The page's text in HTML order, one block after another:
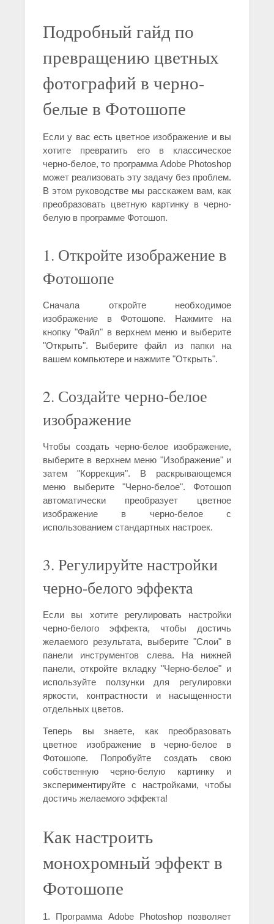
Подробный гайд по
превращению цветных
фотографий в черно-
белые в Фотошопе
Если у вас есть цветное изображение и вы
хотите превратить его в классическое
черно-белое, то программа Adobe Photoshop
может реализовать эту задачу без проблем.
В этом руководстве мы расскажем вам, как
преобразовать цветную картинку в черно-
белую в программе Фотошоп.
1. Откройте изображение в
Фотошопе
Сначала откройте необходимое
изображение в Фотошопе. Нажмите на
кнопку "Файл" в верхнем меню и выберите
"Открыть". Выберите файл из папки на
вашем компьютере и нажмите "Открыть".
2. Создайте черно-белое
изображение
Чтобы создать черно-белое изображение,
выберите в верхнем меню "Изображение" и
затем "Коррекция". В раскрывающемся
меню выберите "Черно-белое". Фотошоп
автоматически преобразует цветное
изображение в черно-белое с
использованием стандартных настроек.
3. Регулируйте настройки
черно-белого эффекта
Если вы хотите регулировать настройки
черно-белого эффекта, чтобы достичь
желаемого результата, выберите "Слои" в
панели инструментов слева. На нижней
панели, откройте вкладку "Черно-белое" и
используйте ползунки для регулировки
яркости, контрастности и насыщенности
отдельных цветов.
Теперь вы знаете, как преобразовать
цветное изображение в черно-белое в
Фотошопе. Попробуйте создать свою
собственную черно-белую картинку и
экспериментируйте с настройками, чтобы
достичь желаемого эффекта!
Как настроить
монохромный эффект в
Фотошопе
1. Программа Adobe Photoshop позволяет